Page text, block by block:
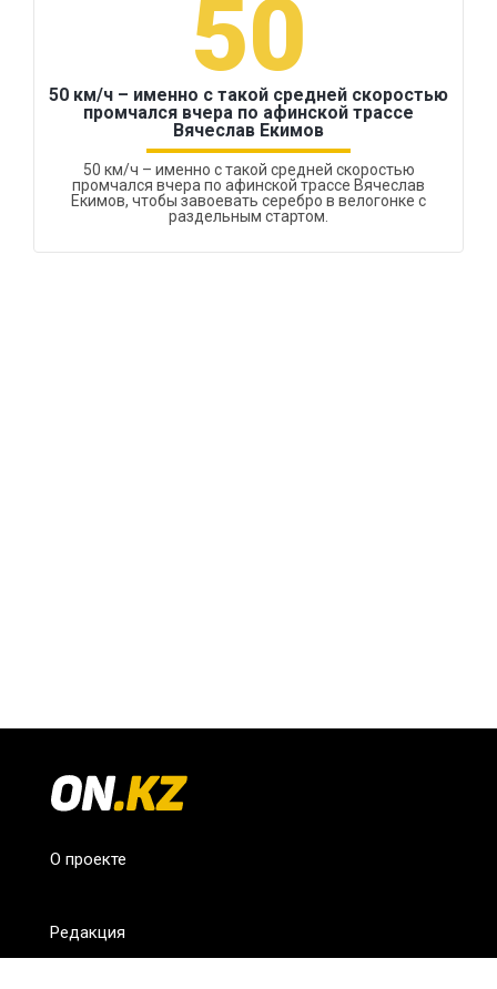
50
50 км/ч – именно с такой средней скоростью
промчался вчера по афинской трассе
Вячеслав Екимов
50 км/ч – именно с такой средней скоростью
промчался вчера по афинской трассе Вячеслав
Екимов, чтобы завоевать серебро в велогонке с
раздельным стартом.
О проекте
Редакция